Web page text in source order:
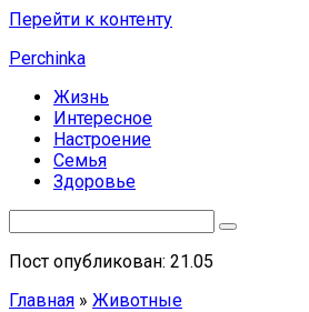
Перейти к контенту
Perchinka
Жизнь
Интересное
Настроение
Семья
Здоровье
Пост опубликован: 21.05
Главная » Животные